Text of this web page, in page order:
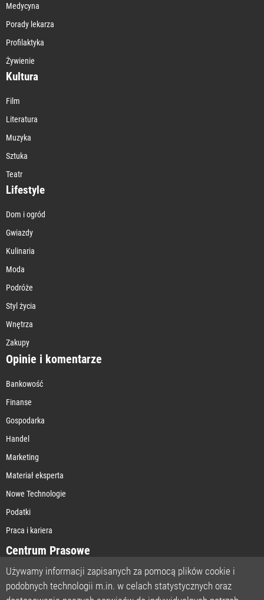
Medycyna
Porady lekarza
Profilaktyka
Żywienie
Kultura
Film
Literatura
Muzyka
Sztuka
Teatr
Lifestyle
Dom i ogród
Gwiazdy
Kulinaria
Moda
Podróże
Styl życia
Wnętrza
Zakupy
Opinie i komentarze
Bankowość
Finanse
Gospodarka
Handel
Marketing
Materiał eksperta
Nowe Technologie
Podatki
Praca i kariera
Centrum Prasowe
STRONA GŁÓWNA
Używamy informacji zapisanych za pomocą plików cookie i
podobnych technologii m.in. w celach statystycznych oraz